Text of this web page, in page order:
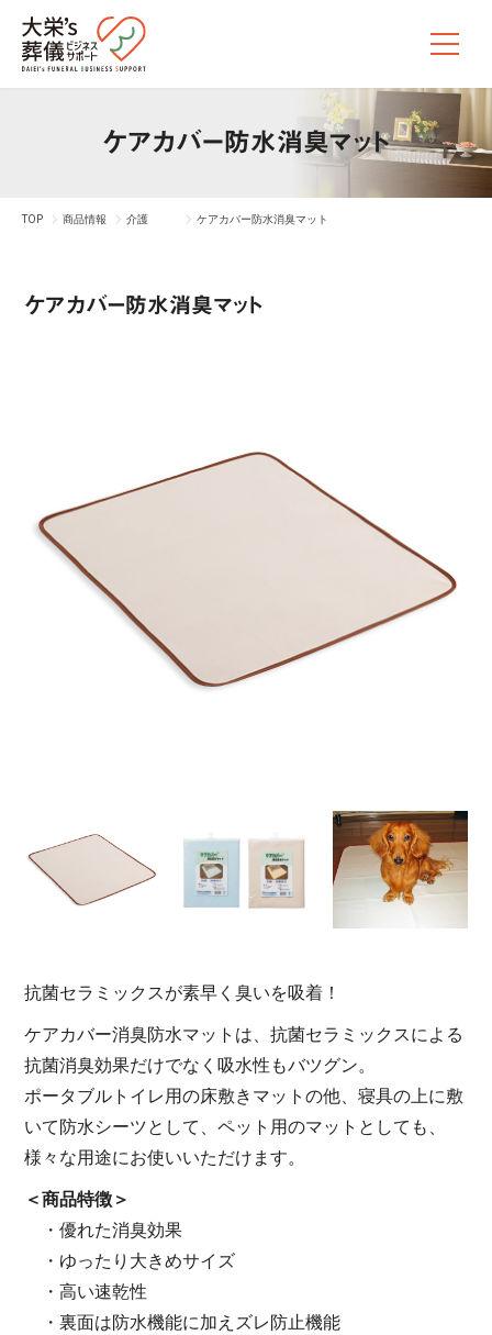
ケアカバー防水消臭マット
TOP 商品情報 介護 ケアカバー防水消臭マット
ケアカバー防水消臭マット
抗菌セラミックスが素早く臭いを吸着！
ケアカバー消臭防水マットは、抗菌セラミックスによる
抗菌消臭効果だけでなく吸水性もバツグン。
ポータブルトイレ用の床敷きマットの他、寝具の上に敷
いて防水シーツとして、ペット用のマットとしても、
様々な用途にお使いいただけます。
＜商品特徴＞
・優れた消臭効果
・ゆったり大きめサイズ
・高い速乾性
・裏面は防水機能に加えズレ防止機能